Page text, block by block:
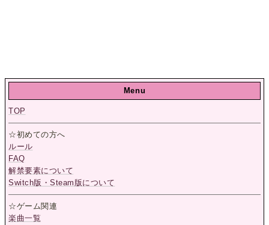
Menu
TOP
☆初めての方へ
ルール
FAQ
解禁要素について
Switch版・Steam版について
☆ゲーム関連
楽曲一覧